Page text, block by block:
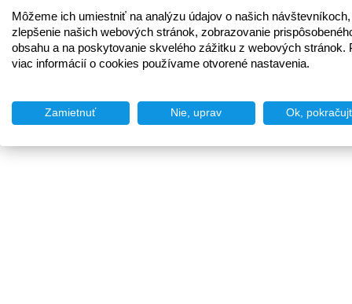
Môžeme ich umiestniť na analýzu údajov o našich
zlepšenie našich webových stránok, zobrazovanie
obsahu a na poskytovanie skvelého zážitku z webových stránok.
viac informácií o cookies používame otvorené nastavenia.
Zamietnuť Nie, uprav Ok,